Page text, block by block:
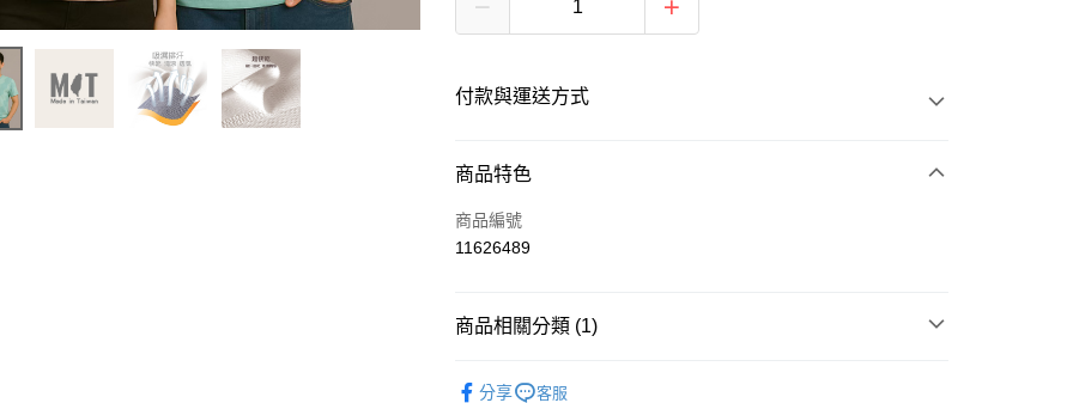
付款與運送方式
付款方式
信用卡一次付款
黑貓
商品特色
商品編號
11626489
商品相關分類 (1)
分享
客服